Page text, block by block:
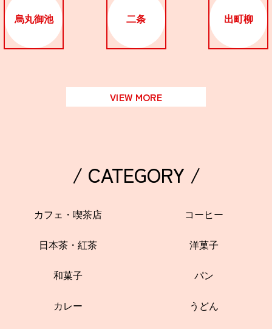
烏丸御池 二条 出町柳
VIEW MORE
/ CATEGORY /
カフェ・喫茶店 コーヒー
日本茶・紅茶 洋菓子
和菓子 パン
カレー うどん